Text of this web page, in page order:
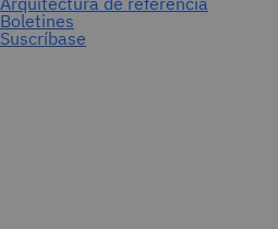
Suscríbase